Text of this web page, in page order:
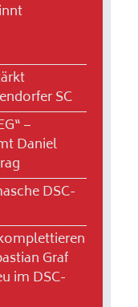
SC
–
Daniel
DSC-
Graf
im DSC-